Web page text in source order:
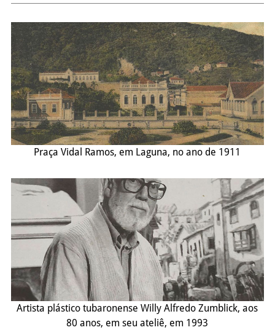
Praça Vidal Ramos, em Laguna, no ano de 1911
Artista plástico tubaronense Willy Alfredo Zumblick, aos
80 anos, em seu ateliê, em 1993